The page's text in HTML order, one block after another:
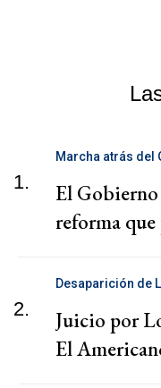
1.
Marcha atrás del
El
reforma
2.
Desaparición de
Juicio por
El